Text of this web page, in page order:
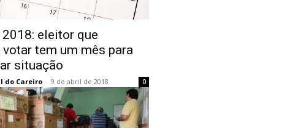
eleitor que
votar tem um mês para
situação
do Careiro - 9 de abril de 2018 0